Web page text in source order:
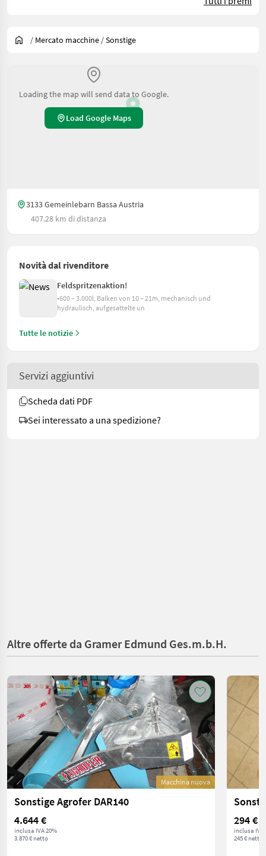
/ Mercato macchine /Sonstige
Loading the map will send data to Google.
Load Google Maps
3133 Gemeinlebarn Bassa Austria
407.28 km di distanza
Novità dal rivenditore
Feldspritzenaktion!
•600 – 3.000l, Balken von 10 – 21m, mechanisch und
hydraulisch, aufgesattelte un
Tutte le notizie
Servizi aggiuntivi
Scheda dati PDF
Sei interessato a una spedizione?
Altre offerte da Gramer Edmund Ges.m.b.H.
Macchina nuova
Sonstige Agrofer DAR140
4.644 €
inclusa IVA 20%
3.870 € netto
294 €
inclusa IVA
245 € netto